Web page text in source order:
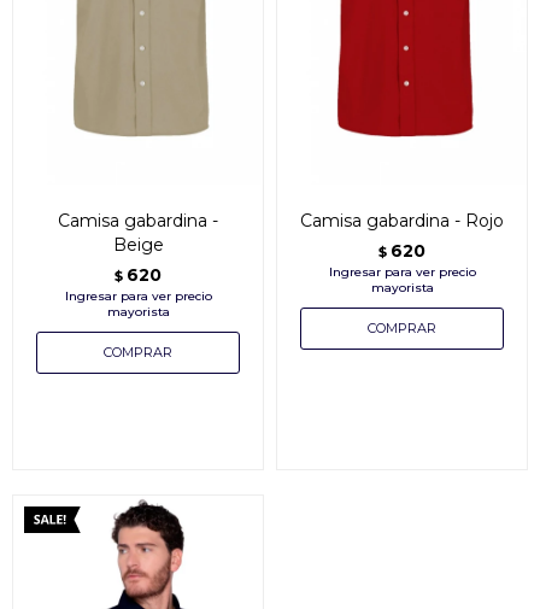
Camisa gabardina -
Beige
$ 620
Camisa gabardina - Rojo
$ 620